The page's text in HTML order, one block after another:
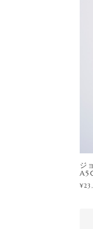
ジ